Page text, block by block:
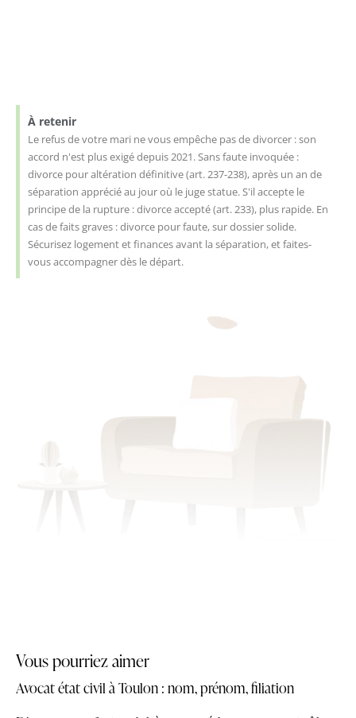
À retenir
Le refus de votre mari ne vous empêche pas de divorcer : son
accord n'est plus exigé depuis 2021. Sans faute invoquée :
divorce pour altération définitive (art. 237-238), après un an de
séparation apprécié au jour où le juge statue. S'il accepte le
principe de la rupture : divorce accepté (art. 233), plus rapide. En
cas de faits graves : divorce pour faute, sur dossier solide.
Sécurisez logement et finances avant la séparation, et faites-
vous accompagner dès le départ.
Vous pourriez aimer
Avocat état civil à Toulon : nom, prénom, filiation